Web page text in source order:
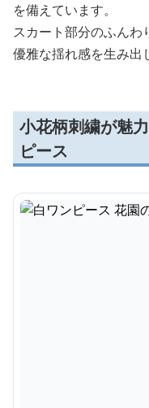
を備えています。
スカート部分のふんわ
優雅な揺れ感を生み出
小花柄刺繍が魅
ピース